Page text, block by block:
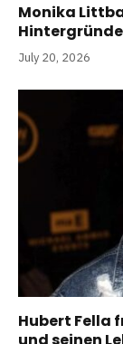
Monika
July 20, 2026
Hubert Fella